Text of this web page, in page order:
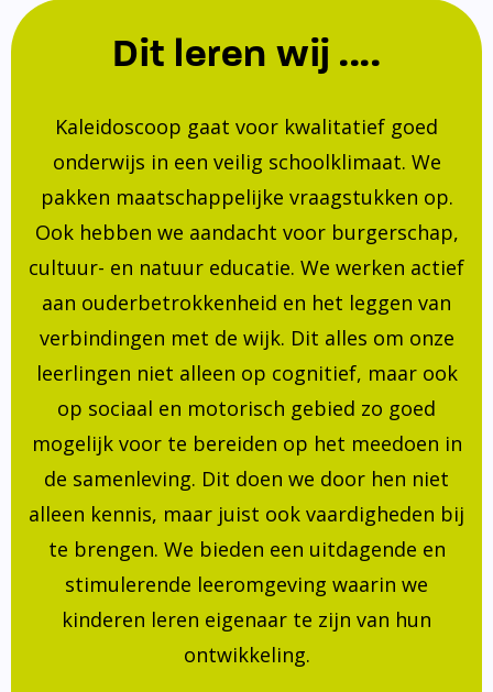
Dit leren wij ....
Kaleidoscoop gaat voor kwalitatief goed
onderwijs in een veilig schoolklimaat. We
pakken maatschappelijke vraagstukken op.
Ook hebben we aandacht voor burgerschap,
cultuur- en natuur educatie. We werken actief
aan ouderbetrokkenheid en het leggen van
verbindingen met de wijk. Dit alles om onze
leerlingen niet alleen op cognitief, maar ook
op sociaal en motorisch gebied zo goed
mogelijk voor te bereiden op het meedoen in
de samenleving. Dit doen we door hen niet
alleen kennis, maar juist ook vaardigheden bij
te brengen. We bieden een uitdagende en
stimulerende leeromgeving waarin we
kinderen leren eigenaar te zijn van hun
ontwikkeling.